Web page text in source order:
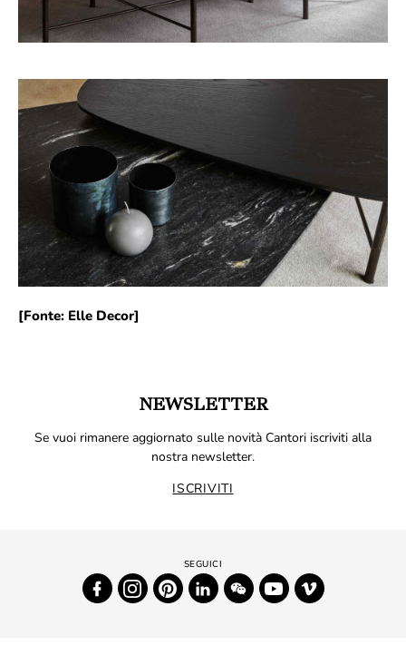
[Fonte: Elle Decor]
NEWSLETTER
Se vuoi rimanere aggiornato sulle novità Cantori iscriviti alla
nostra newsletter.
ISCRIVITI